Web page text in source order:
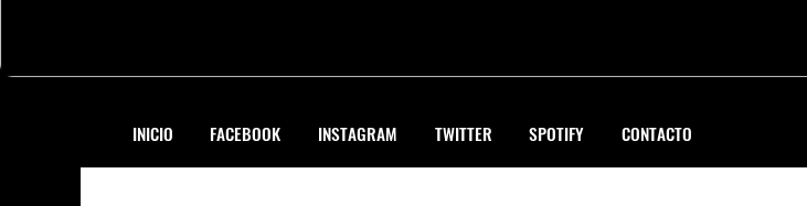
INICIO FACEBOOK INSTAGRAM TWITTER SPOTIFY CONTACTO